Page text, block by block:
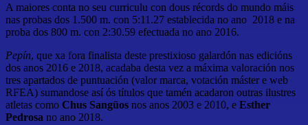
A maiores conta no seu curriculu con dous récords do mundo máis
nas probas dos 1.500 m. con 5:11.27 establecida no ano 2018 e na
proba dos 800 m. con 2:30.59 efectuada no ano 2016.
Pepín, que xa fora finalista deste prestixioso galardón nas edicións
dos anos 2016 e 2018, acadaba desta vez a máxima valoración nos
tres apartados de puntuación (valor marca, votación máster e web
RFEA) sumandose así ós títulos que tamén acadaron outras ilustres
atletas como Chus Sangüos nos anos 2003 e 2010, e Esther
Pedrosa no ano 2018.